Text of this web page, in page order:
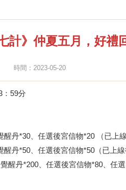
計》仲夏五月，好禮
時間：2023-05-20
：59分
丹*30、任選後宮信物*20 （已上線
丹*50、任選後宮信物*50（已上線
醒丹*200、任選後宮信物*80、任